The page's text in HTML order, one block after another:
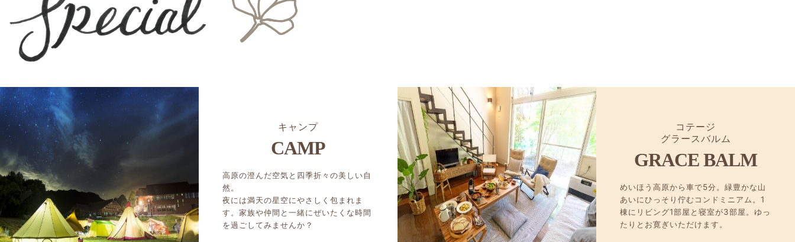
キャンプ
CAMP
高原の澄んだ空気と四季折々の美しい自
然。
夜には満天の星空にやさしく包まれま
す。家族や仲間と一緒にぜいたくな時間
を過ごしてみませんか？
コテージ
グラースバルム
GRACE BALM
めいほう高原から車で5分。緑豊かな山
あいにひっそり佇むコンドミニアム。1
棟にリビング1部屋と寝室が3部屋。ゆっ
たりとお寛ぎいただけます。